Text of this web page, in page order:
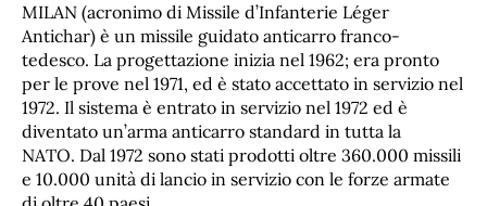
MILAN (acronimo di Missile d’Infanterie Léger
Antichar) è un missile guidato anticarro franco-
tedesco. La progettazione inizia nel 1962; era pronto
per le prove nel 1971, ed è stato accettato in servizio nel
1972. Il sistema è entrato in servizio nel 1972 ed è
diventato un’arma anticarro standard in tutta la
NATO. Dal 1972 sono stati prodotti oltre 360.000 missili
e 10.000 unità di lancio in servizio con le forze armate